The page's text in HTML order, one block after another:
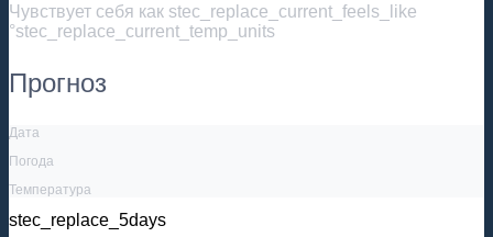
Чувствует себя как stec_replace_current_feels_like
°stec_replace_current_temp_units
Прогноз
Дата
Погода
Температура
stec_replace_5days